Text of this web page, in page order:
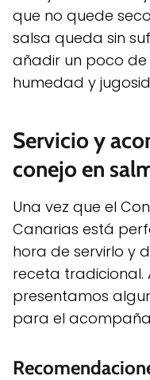
que no quede
salsa queda sin
añadir un poco
humedad y
Servicio y
conejo en
Una vez que el
Canarias está
hora de servirlo y
receta tradicional.
presentamos
para el